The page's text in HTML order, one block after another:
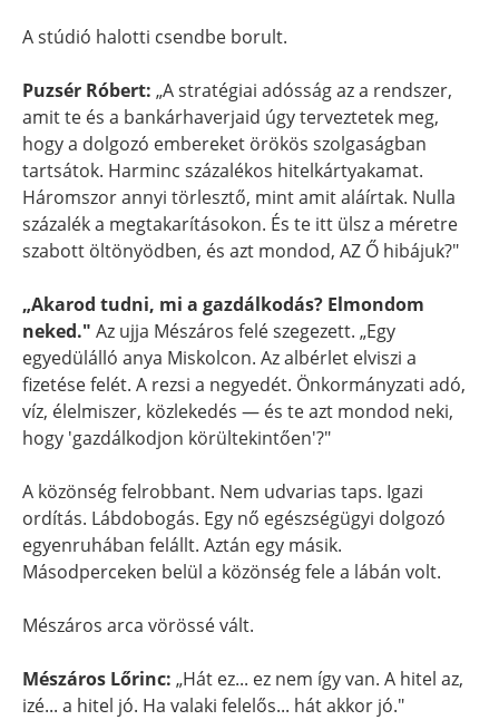
A stúdió halotti csendbe borult.
Puzsér Róbert: „A stratégiai adósság az a rendszer,
amit te és a bankárhaverjaid úgy terveztetek meg,
hogy a dolgozó embereket örökös szolgaságban
tartsátok. Harminc százalékos hitelkártyakamat.
Háromszor annyi törlesztő, mint amit aláírtak. Nulla
százalék a megtakarításokon. És te itt ülsz a méretre
szabott öltönyödben, és azt mondod, AZ Ő hibájuk?"
„Akarod tudni, mi a gazdálkodás? Elmondom
neked." Az ujja Mészáros felé szegezett. „Egy
egyedülálló anya Miskolcon. Az albérlet elviszi a
fizetése felét. A rezsi a negyedét. Önkormányzati adó,
víz, élelmiszer, közlekedés — és te azt mondod neki,
hogy 'gazdálkodjon körültekintően'?"
A közönség felrobbant. Nem udvarias taps. Igazi
ordítás. Lábdobogás. Egy nő egészségügyi dolgozó
egyenruhában felállt. Aztán egy másik.
Másodperceken belül a közönség fele a lábán volt.
Mészáros arca vörössé vált.
Mészáros Lőrinc: „Hát ez... ez nem így van. A hitel az,
izé... a hitel jó. Ha valaki felelős... hát akkor jó."